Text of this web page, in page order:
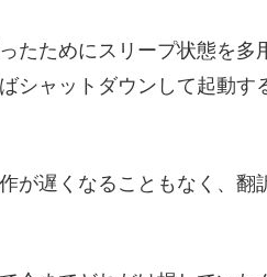
たためにスリープ状態を多
シャットダウンして起動す
が遅くなることもなく、翻